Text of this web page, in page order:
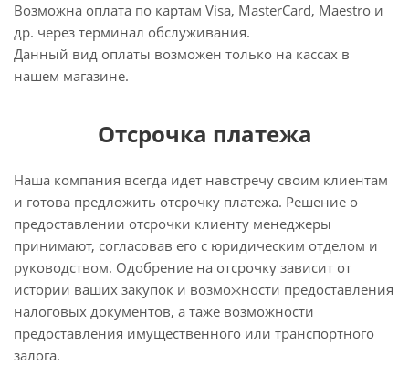
Возможна оплата по картам Visa, MasterCard, Maestro и
др. через терминал обслуживания.
Данный вид оплаты возможен только на кассах в
нашем магазине.
Отсрочка платежа
Наша компания всегда идет навстречу своим клиентам
и готова предложить отсрочку платежа. Решение о
предоставлении отсрочки клиенту менеджеры
принимают, согласовав его с юридическим отделом и
руководством. Одобрение на отсрочку зависит от
истории ваших закупок и возможности предоставления
налоговых документов, а таже возможности
предоставления имущественного или транспортного
залога.